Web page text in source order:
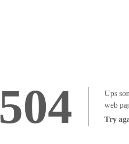
504
Ups
web
Try